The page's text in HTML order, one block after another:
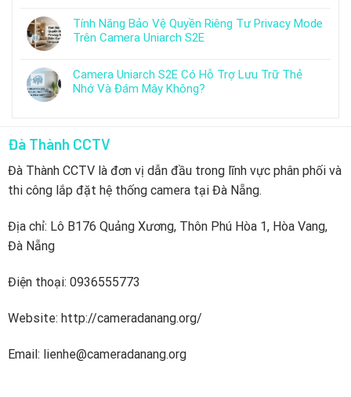
Tính Năng Bảo Vệ Quyền Riêng Tư Privacy Mode
Trên Camera Uniarch S2E
Camera Uniarch S2E Có Hỗ Trợ Lưu Trữ Thẻ
Nhớ Và Đám Mây Không?
Đà Thành CCTV
Đà Thành CCTV là đơn vị dẫn đầu trong lĩnh vực phân phối và
thi công lắp đặt hệ thống camera tại Đà Nẵng.
Địa chỉ: Lô B176 Quảng Xương, Thôn Phú Hòa 1, Hòa Vang,
Đà Nẵng
Điện thoại: 0936555773
Website: http://cameradanang.org/
Email: lienhe@cameradanang.org